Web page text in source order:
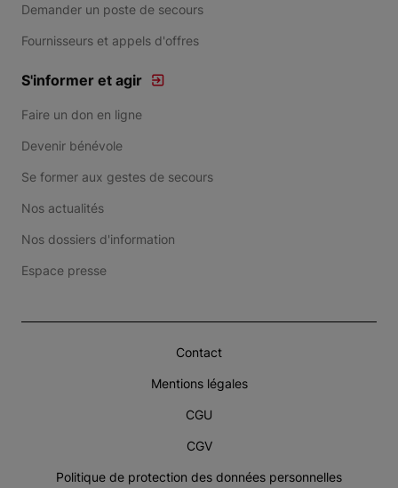
Demander un poste de secours
Fournisseurs et appels d'offres
S'informer et agir
Faire un don en ligne
Devenir bénévole
Se former aux gestes de secours
Nos actualités
Nos dossiers d'information
Espace presse
Contact
Mentions légales
CGU
CGV
Politique de protection des données personnelles